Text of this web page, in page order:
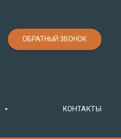
ОБРАТНЫЙ ЗВОНОК
КОНТАКТЫ